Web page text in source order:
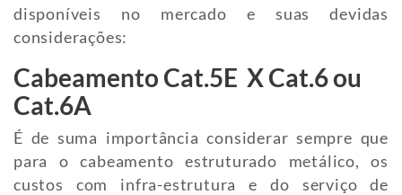
disponíveis no mercado e suas devidas
considerações:
Cabeamento Cat.5E X Cat.6 ou
Cat.6A
É de suma importância considerar sempre que
para o cabeamento estruturado metálico, os
custos com infra-estrutura e do serviço de